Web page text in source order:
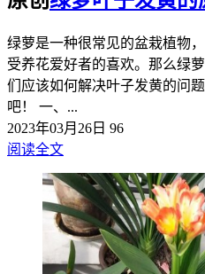
绿萝是一种很常见的盆栽植物
受养花爱好者的喜欢。那么绿
们应该如何解决叶子发黄的问
吧！ 一、...
2023年03月26日 96
阅读全文